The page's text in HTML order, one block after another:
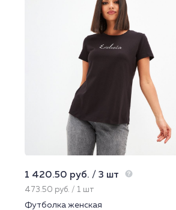
1 420.50 руб. / 3 шт
473.50 руб. / 1 шт
Футболка женская